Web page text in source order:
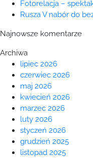
Fotorelacja –
Rusza V nabór do
Najnowsze komentarze
Archiwa
lipiec 2026
czerwiec 2026
maj 2026
kwiecień 2026
marzec 2026
luty 2026
styczeń 2026
grudzień 2025
listopad 2025